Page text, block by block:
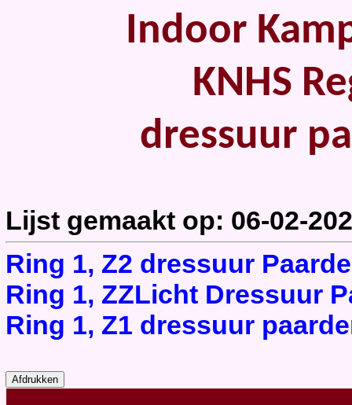
Indoor
KNHS
dressuur
Lijst gemaakt op: 06-02-
Ring 1, Z2 dressuur
Ring 1, ZZLicht Dressuur
Ring 1, Z1 dressuur